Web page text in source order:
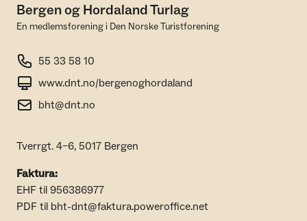
Bergen og Hordaland Turlag
En medlemsforening i Den Norske Turistforening
55 33 58 10
www.dnt.no/bergenoghordaland
bht@dnt.no
Tverrgt. 4–6, 5017 Bergen
Faktura:
EHF til 956386977
PDF til bht-dnt@faktura.poweroffice.net